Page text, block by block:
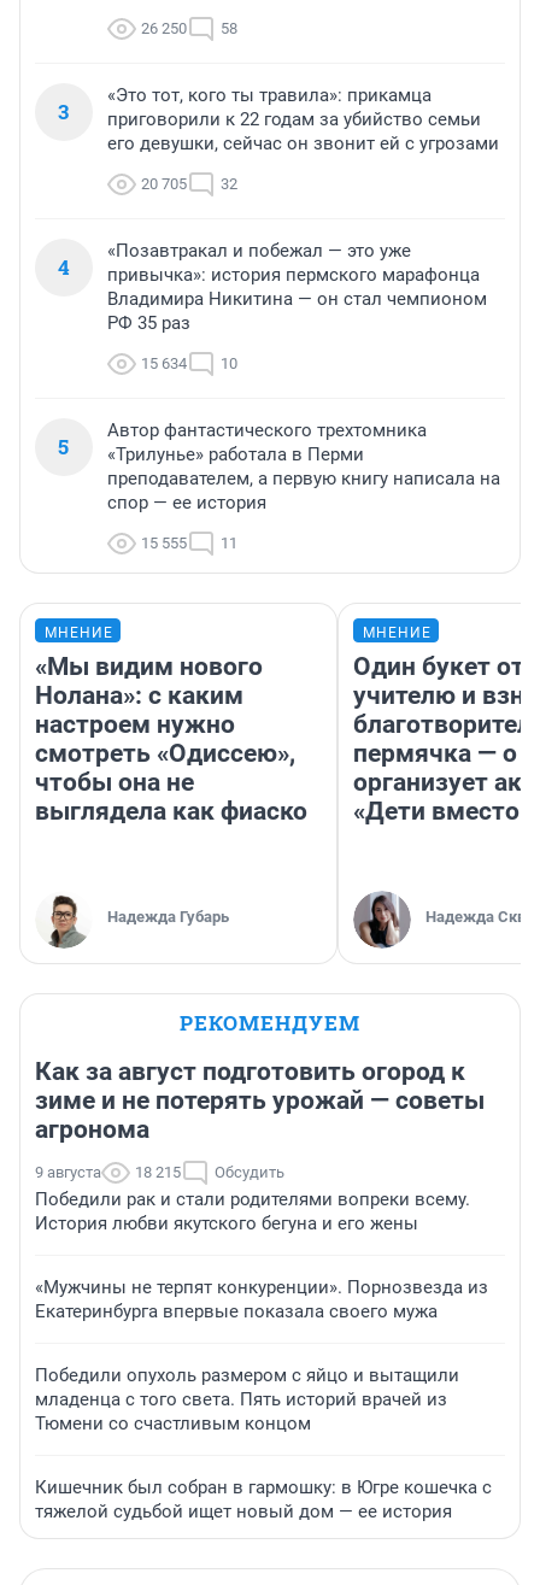
26 250 58
3
«Это тот, кого ты травила»: прикамца
приговорили к 22 годам за убийство семьи
его девушки, сейчас он звонит ей с угрозами
20 705 32
4
«Позавтракал и побежал — это уже
привычка»: история пермского марафонца
Владимира Никитина — он стал чемпионом
РФ 35 раз
15 634 10
5
Автор фантастического трехтомника
«Трилунье» работала в Перми
преподавателем, а первую книгу написала на
спор — ее история
15 555 11
МНЕНИЕ
«Мы видим нового
Нолана»: с каким
настроем нужно
смотреть «Одиссею»,
чтобы она не
выглядела как фиаско
Надежда Губарь
МНЕНИЕ
Один букет от
учителю и
пермячка — о
организует
«Дети вместо
Надежда
РЕКОМЕНДУЕМ
Как за август подготовить огород к
зиме и не потерять урожай — советы
агронома
9 августа 18 215 Обсудить
Победили рак и стали родителями вопреки всему.
История любви якутского бегуна и его жены
«Мужчины не терпят конкуренции». Порнозвезда из
Екатеринбурга впервые показала своего мужа
Победили опухоль размером с яйцо и вытащили
младенца с того света. Пять историй врачей из
Тюмени со счастливым концом
Кишечник был собран в гармошку: в Югре кошечка с
тяжелой судьбой ищет новый дом — ее история